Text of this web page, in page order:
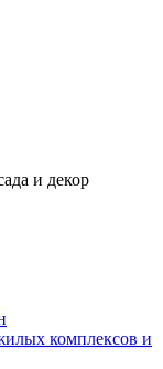
и декор
комплексов и